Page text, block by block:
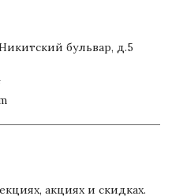
бульвар, д.5
акциях и скидках.